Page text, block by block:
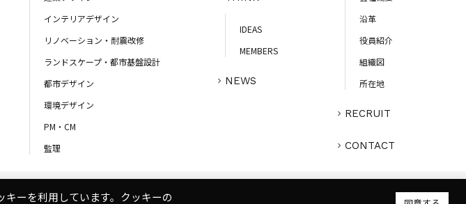
インテリアデザイン
リノベーション・耐震改修
ランドスケープ・都市基盤設計
都市デザイン
環境デザイン
PM・CM
監理
IDEAS
MEMBERS
NEWS
沿革
役員紹介
組織図
所在地
RECRUIT
CONTACT
コンプライアンスポリシー プライバシーポリシー ご利用規約
ーを利用しています。クッキーの